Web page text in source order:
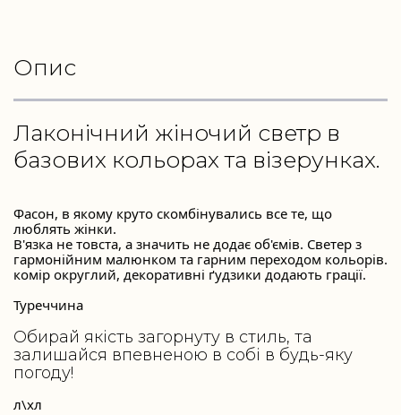
Опис
Лаконічний жіночий светр в
базових кольорах та візерунках.
Фасон, в якому круто скомбінувались все те, що
люблять жінки.
В'язка не товста, а значить не додає об'ємів. Светер з
гармонійним малюнком та гарним переходом кольорів.
комір округлий, декоративні ґудзики додають грації.
Туреччина
Обирай якість загорнуту в стиль, та
залишайся впевненою в собі в будь-яку
погоду!
л\хл